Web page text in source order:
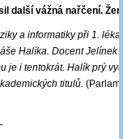
další vážná nařčení.
a informatiky při 1.
Halíka. Docent Jelínek
je i tentokrát. Halík prý
titulů.